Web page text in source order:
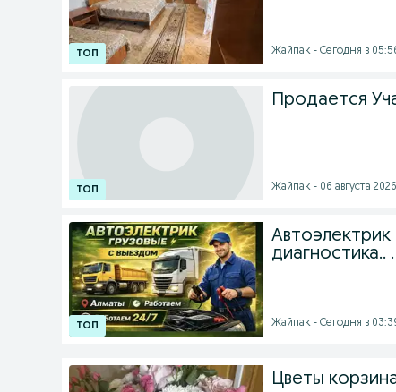
Жайпак - Сегодня в
Продается
Жайпак - 06 августа 2026
диагностика.. .
Жайпак - Сегодня в
Цветы